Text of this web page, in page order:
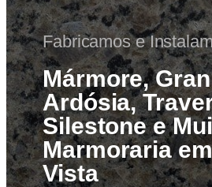
Fabricamos e
Mármore,
Ardósia,
Silestone e
Marmoraria
Vista